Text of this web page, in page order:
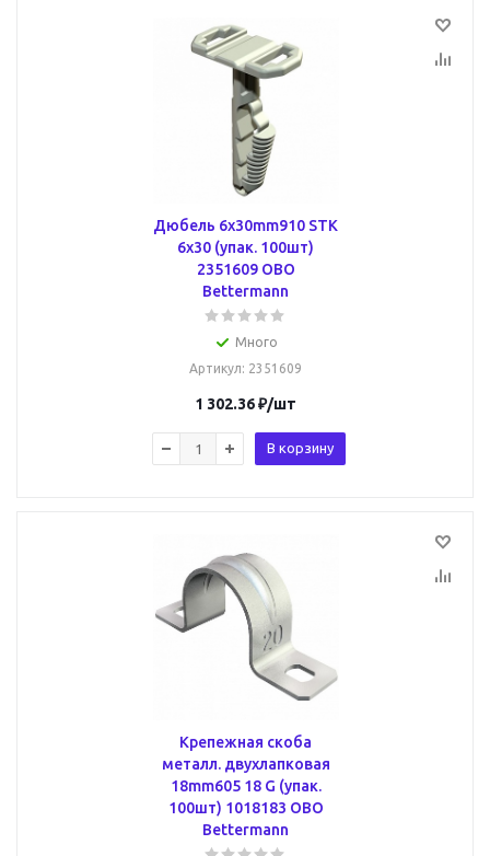
Дюбель 6x30mm910 STK
6x30 (упак. 100шт)
2351609 OBO
Bettermann
Много
Артикул: 2351609
1 302.36₽/шт
В корзину
Крепежная скоба
металл. двухлапковая
18mm605 18 G (упак.
100шт) 1018183 OBO
Bettermann